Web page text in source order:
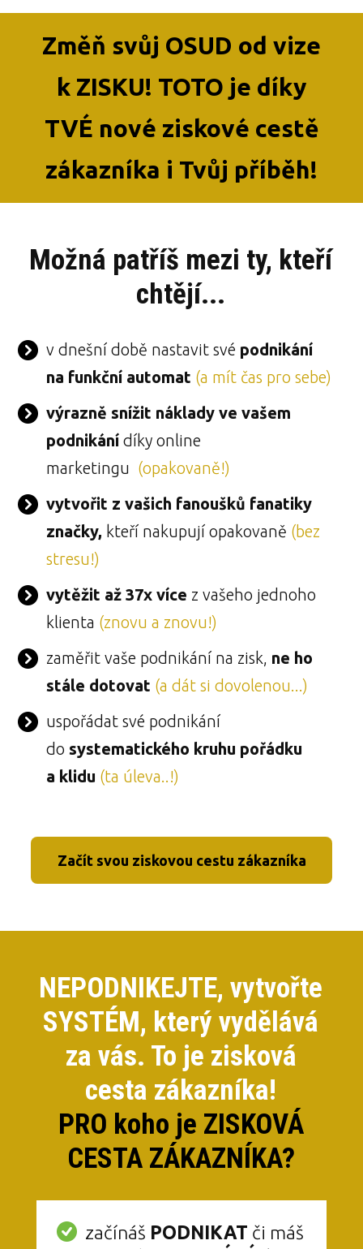
Změň svůj OSUD od vize
k ZISKU! TOTO je díky
TVÉ nové ziskové cestě
zákazníka i Tvůj příběh!
Možná patříš mezi ty, kteří
chtějí...
v dnešní době nastavit své podnikání
na funkční automat (a mít čas pro sebe)
výrazně snížit náklady ve vašem
podnikání díky online
marketingu (opakovaně!)
vytvořit z vašich fanoušků fanatiky
značky, kteří nakupují opakovaně (bez
stresu!)
vytěžit až 37x více z vašeho jednoho
klienta (znovu a znovu!)
zaměřit vaše podnikání na zisk, ne ho
stále dotovat (a dát si dovolenou...)
uspořádat své podnikání
do systematického kruhu pořádku
a klidu (ta úleva..!)
Začít svou ziskovou cestu zákazníka
NEPODNIKEJTE, vytvořte
SYSTÉM, který vydělává
za vás. To je zisková
cesta zákazníka!
PRO koho je ZISKOVÁ
CESTA ZÁKAZNÍKA?
začínáš PODNIKAT či máš